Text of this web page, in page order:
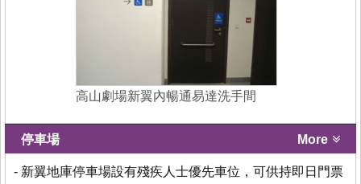
高山劇場新翼內暢通易達洗手間
停車場 More
- 新翼地庫停車場設有殘疾人士優先車位，可供持即日門票